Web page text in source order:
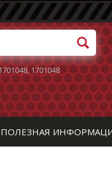
,1701048
ПОЛЕЗНАЯ